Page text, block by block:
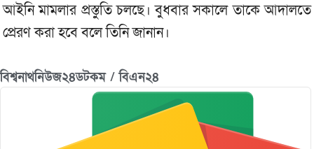
আইনি মামলার প্রস্তুতি চলছে। বুধবার সকালে তাকে আদালতে
প্রেরণ করা হবে বলে তিনি জানান।
বিশ্বনাথনিউজ২৪ডটকম / বিএন২৪